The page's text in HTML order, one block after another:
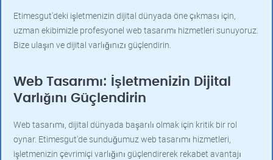
Etimesgut'deki işletmenizin dijital dünyada öne çıkması için,
uzman ekibimizle profesyonel web tasarımı hizmetleri sunuyoruz.
Bize ulaşın ve dijital varlığınızı güçlendirin.
Web Tasarımı: İşletmenizin Dijital
Varlığını Güçlendirin
Web tasarımı, dijital dünyada başarılı olmak için kritik bir rol
oynar. Etimesgut'de sunduğumuz web tasarımı hizmetleri,
işletmenizin çevrimiçi varlığını güçlendirerek rekabet avantajı